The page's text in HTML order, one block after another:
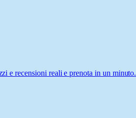
e recensioni reali e prenota in un minuto.